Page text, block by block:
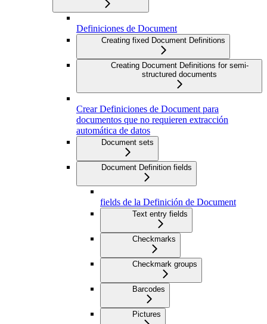
Definiciones de Document
Creating fixed Document Definitions
Creating Document Definitions for semi-
structured documents
Crear Definiciones de Document para
documentos que no requieren extracción
automática de datos
Document sets
Document Definition fields
fields de la Definición de Document
Text entry fields
Checkmarks
Checkmark groups
Barcodes
Pictures